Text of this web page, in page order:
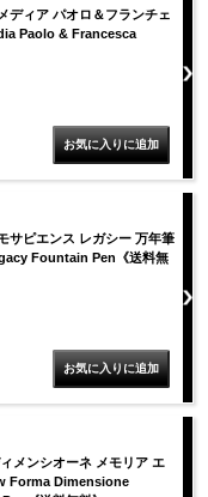
ディア パオロ＆フランチェ
Paolo & Francesca
サピエンス レガシー 万年筆
Fountain Pen《送料無
メンシオーネ メモリア エ
Forma Dimensione